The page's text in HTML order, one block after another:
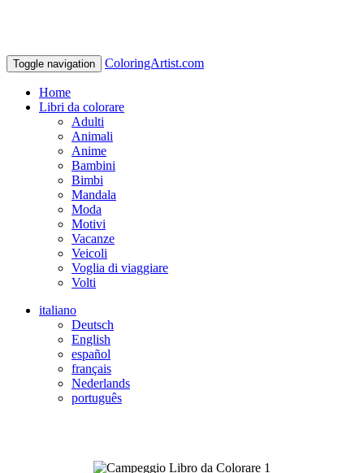
Toggle navigation ColoringArtist.com
Home
Libri da colorare
Adulti
Animali
Anime
Bambini
Bimbi
Mandala
Moda
Motivi
Vacanze
Veicoli
Voglia di viaggiare
Volti
italiano
Deutsch
English
español
français
Nederlands
português